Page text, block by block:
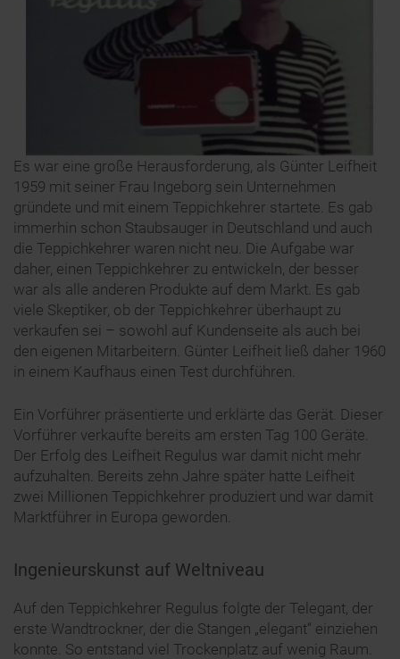
Es war eine große Herausforderung, als Günter Leifheit
1959 mit seiner Frau Ingeborg sein Unternehmen
gründete und mit einem Teppichkehrer startete. Es gab
immerhin schon Staubsauger in Deutschland und auch
die Teppichkehrer waren nicht neu. Die Aufgabe war
daher, einen Teppichkehrer zu entwickeln, der besser
war als alle anderen Produkte auf dem Markt. Es gab
viele Skeptiker, ob der Teppichkehrer überhaupt zu
verkaufen sei – sowohl auf Kundenseite als auch bei
den eigenen Mitarbeitern. Günter Leifheit ließ daher 1960
in einem Kaufhaus einen Test durchführen.
Ein Vorführer präsentierte und erklärte das Gerät. Dieser
Vorführer verkaufte bereits am ersten Tag 100 Geräte.
Der Erfolg des Leifheit Regulus war damit nicht mehr
aufzuhalten. Bereits zehn Jahre später hatte Leifheit
zwei Millionen Teppichkehrer produziert und war damit
Marktführer in Europa geworden.
Ingenieurskunst auf Weltniveau
Auf den Teppichkehrer Regulus folgte der Telegant, der
erste Wandtrockner, der die Stangen „elegant“ einziehen
konnte. So entstand viel Trockenplatz auf wenig Raum.